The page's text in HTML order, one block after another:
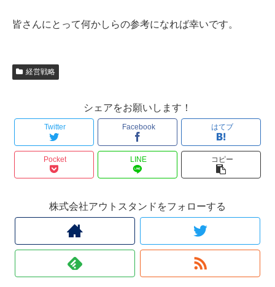
皆さんにとって何かしらの参考になれば幸いです。
経営戦略
シェアをお願いします！
Twitter Facebook はてブ
Pocket LINE コピー
株式会社アウトスタンドをフォローする